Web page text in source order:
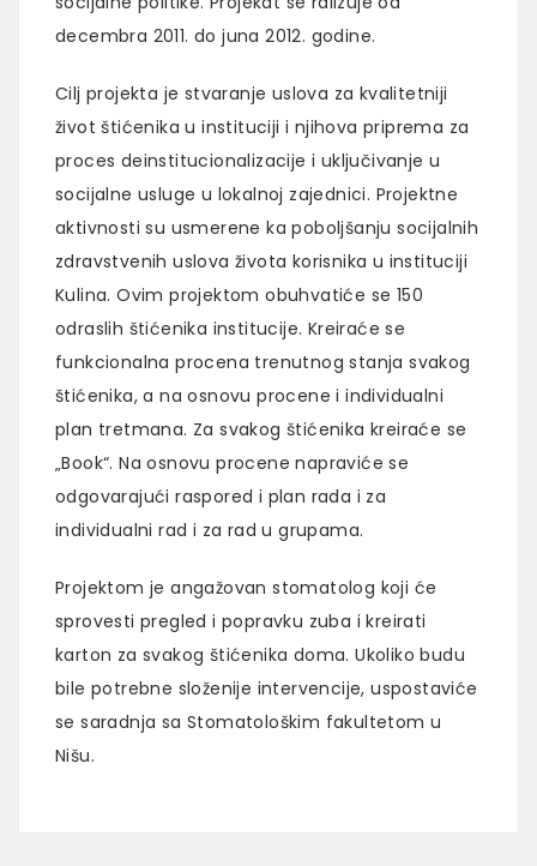
decembra 2011. do juna 2012. godine.
Cilj projekta je stvaranje uslova za kvalitetniji
život štićenika u instituciji i njihova priprema za
proces deinstitucionalizacije i uključivanje u
socijalne usluge u lokalnoj zajednici. Projektne
aktivnosti su usmerene ka poboljšanju socijalnih
zdravstvenih uslova života korisnika u instituciji
Kulina. Ovim projektom obuhvatiće se 150
odraslih štićenika institucije. Kreiraće se
funkcionalna procena trenutnog stanja svakog
štićenika, a na osnovu procene i individualni
plan tretmana. Za svakog štićenika kreiraće se
„Book“. Na osnovu procene napraviće se
odgovarajući raspored i plan rada i za
individualni rad i za rad u grupama.
Projektom je angažovan stomatolog koji će
sprovesti pregled i popravku zuba i kreirati
karton za svakog štićenika doma. Ukoliko budu
bile potrebne složenije intervencije, uspostaviće
se saradnja sa Stomatološkim fakultetom u
Nišu.